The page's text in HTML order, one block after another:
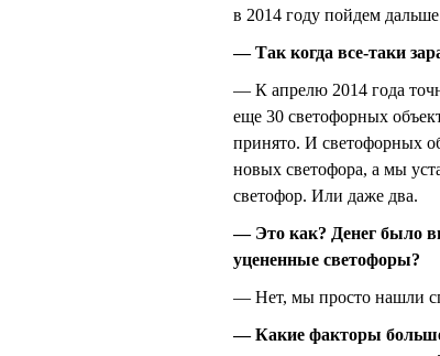
в 2014 году пойдем
— Так когда все-таки
— К апрелю 2014 года
еще 30 светофорных
принято. И светофорных
новых светофора, а мы
светофор. Или даже два.
— Это как? Денег было
уцененные светофоры?
— Нет, мы просто нашли
— Какие факторы больше